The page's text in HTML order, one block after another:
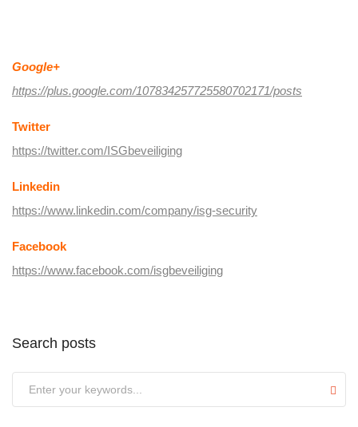
Google+
https://plus.google.com/107834257725580702171/posts
Twitter
https://twitter.com/ISGbeveiliging
Linkedin
https://www.linkedin.com/company/isg-security
Facebook
https://www.facebook.com/isgbeveiliging
Search posts